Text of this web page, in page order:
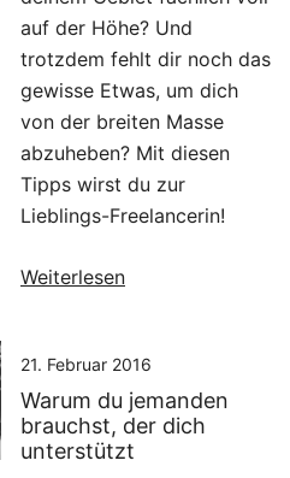
auf der Höhe? Und
trotzdem fehlt dir noch das
gewisse Etwas, um dich
von der breiten Masse
abzuheben? Mit diesen
Tipps wirst du zur
Lieblings-Freelancerin!
Weiterlesen
21. Februar 2016
Warum du jemanden
brauchst, der dich
unterstützt